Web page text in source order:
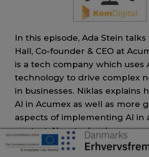
In this episode, Ada Stein
Hall, Co-founder & CEO at
is a tech company which uses
technology to drive complex
in businesses. Niklas explains
AI in Acumex as well as more
aspects of implementing AI in
context. New technology
possibilities and insights —